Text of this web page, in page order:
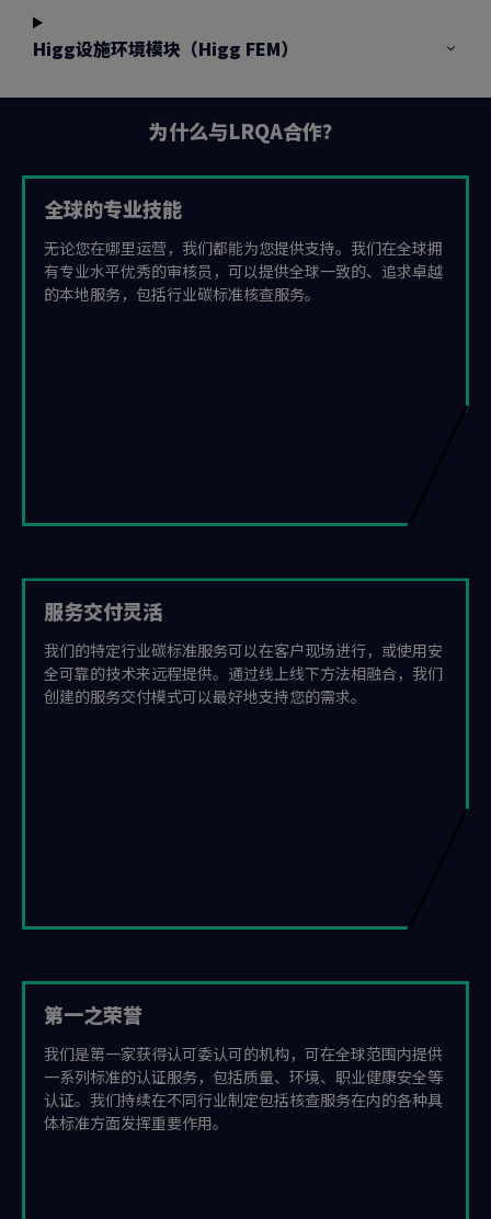
Higg设施环境模块（Higg FEM）
为什么与LRQA合作？
全球的专业技能
无论您在哪里运营，我们都能为您提供支持。我们在全球拥
有专业水平优秀的审核员，可以提供全球一致的、追求卓越
的本地服务，包括行业碳标准核查服务。
服务交付灵活
我们的特定行业碳标准服务可以在客户现场进行，或使用安
全可靠的技术来远程提供。通过线上线下方法相融合，我们
创建的服务交付模式可以最好地支持您的需求。
第一之荣誉
我们是第一家获得认可委认可的机构，可在全球范围内提供
一系列标准的认证服务，包括质量、环境、职业健康安全等
认证。我们持续在不同行业制定包括核查服务在内的各种具
体标准方面发挥重要作用。